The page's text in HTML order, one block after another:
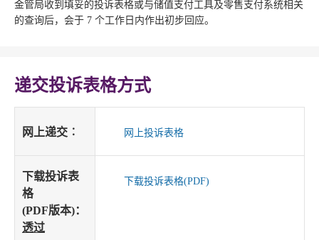
金管局收到填妥的投诉表格或与储值支付工具及零售支付系统相关
的查询后，会于 7 个工作日内作出初步回应。
递交投诉表格方式
网上递交︰ 网上投诉表格
下载投诉表
格
(PDF版本)：
透过
下载投诉表格(PDF)